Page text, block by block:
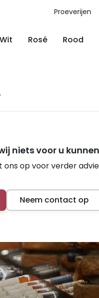
Proeverijen
Wit Rosé Rood
niets voor u
op voor verder
Neem contact op